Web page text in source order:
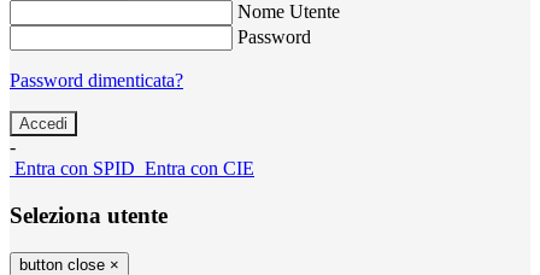
Nome Utente
Password
Password dimenticata?
-
Entra con SPID Entra con CIE
Seleziona utente
button close ×